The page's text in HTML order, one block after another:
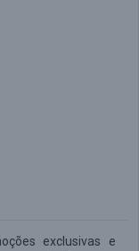
exclusivas e